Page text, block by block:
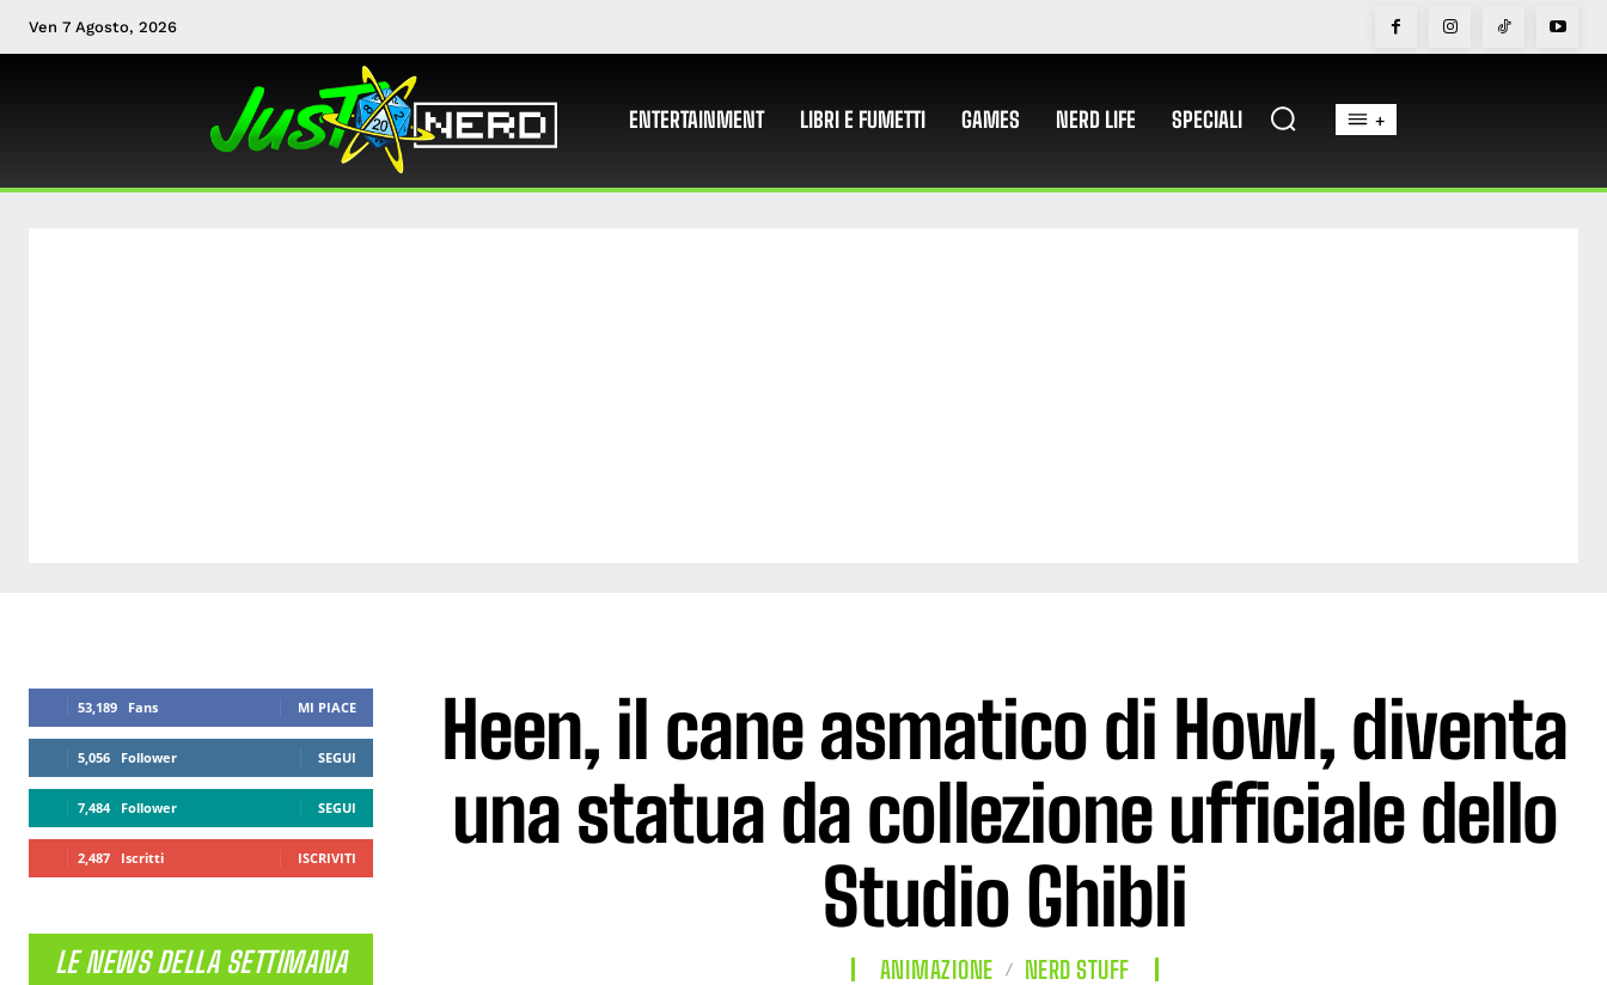
Ven 7 Agosto, 2026
ENTERTAINMENT LIBRI E FUMETTI GAMES NERD LIFE SPECIALI +
53,189 Fans MI PIACE
5,056 Follower SEGUI
7,484 Follower SEGUI
2,487 Iscritti ISCRIVITI
LE NEWS DELLA SETTIMANA
Heen, il cane asmatico di Howl, diventa
una statua da collezione ufficiale dello
Studio Ghibli
ANIMAZIONE NERD STUFF